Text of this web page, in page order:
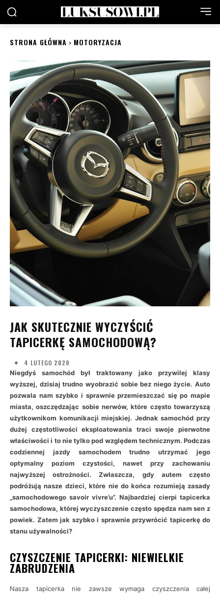
STRONA GŁÓWNA MOTORYZACJA
JAK SKUTECZNIE WYCZYŚCIĆ
TAPICERKĘ SAMOCHODOWĄ?
4 LUTEGO 2020
Niegdyś samochód był traktowany jako przywilej klasy
wyższej, dzisiaj trudno wyobrazić sobie bez niego życie. Auto
pozwala nam szybko i sprawnie przemieszczać się po mapie
miasta, oszczędzając sobie nerwów, które często towarzyszą
użytkownikom komunikacji miejskiej. Jednak samochód przy
dużej częstotliwości eksploatowania traci swoje pierwotne
właściwości i to nie tylko pod względem technicznym. Podczas
codziennej jazdy samochodem trudno utrzymać jego
optymalny poziom czystości, nawet przy zachowaniu
najwyższej ostrożności. Zwłaszcza, gdy autem często
podróżują nasze dzieci, które nie do końca rozumieją zasady
„samochodowego savoir vivre’u”. Najbardziej cierpi tapicerka
samochodowa, której wyczyszczenie często spędza nam sen z
powiek. Zatem jak szybko i sprawnie przywrócić tapicerkę do
stanu używalności?
CZYSZCZENIE TAPICERKI: NIEWIELKIE
ZABRUDZENIA
Nasza tapicerka nie zawsze wymaga czyszczenia całej